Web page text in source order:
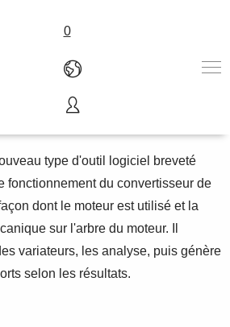
0
type d'outil logiciel breveté
fonctionnement du convertisseur de
dont le moteur est utilisé et la
sur l'arbre du moteur. Il
variateurs, les analyse, puis génère
selon les résultats.